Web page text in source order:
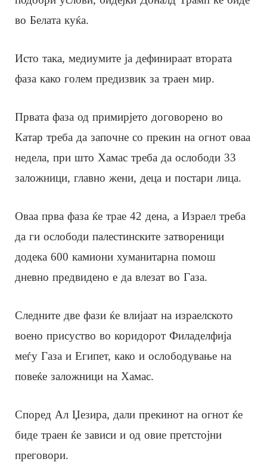
во Белата куќа.
Исто така, медиумите ја дефинираат втората
фаза како голем предизвик за траен мир.
Првата фаза од примирјето договорено во
Катар треба да започне со прекин на огнот оваа
недела, при што Хамас треба да ослободи 33
заложници, главно жени, деца и постари лица.
Оваа прва фаза ќе трае 42 дена, а Израел треба
да ги ослободи палестинските затвореници
додека 600 камиони хуманитарна помош
дневно предвидено е да влезат во Газа.
Следните две фази ќе влијаат на израелското
воено присуство во коридорот Филаделфија
меѓу Газа и Египет, како и ослободување на
повеќе заложници на Хамас.
Според Ал Џезира, дали прекинот на огнот ќе
биде траен ќе зависи и од овие претстојни
преговори.